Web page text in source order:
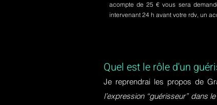
acompte de 25 € vous sera
intervenant 24 h avant votre rdv, un
Quel est le rôle d'un
Je reprendrai les propos de
l’expression “guérisseur” dans